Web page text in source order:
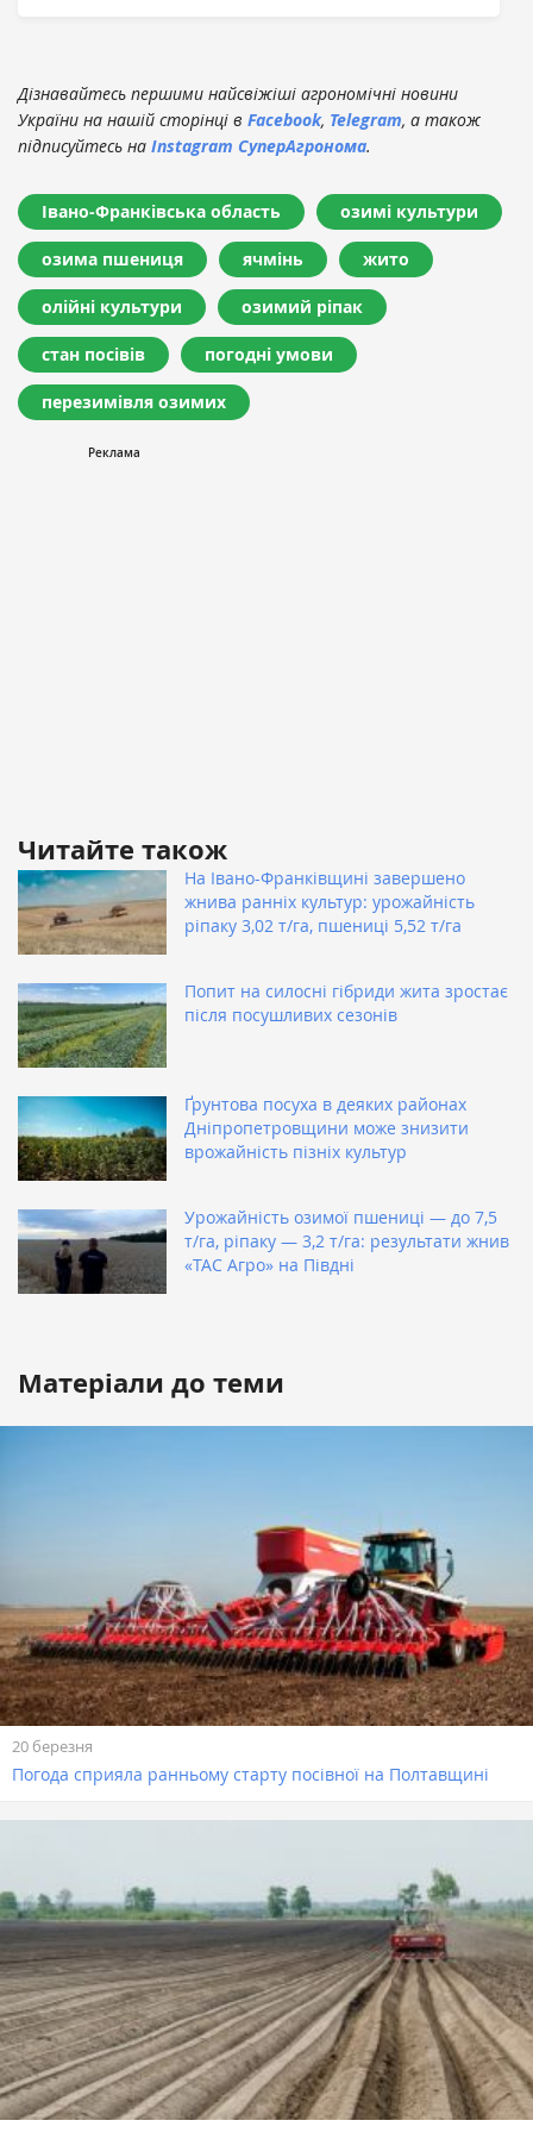
Дізнавайтесь першими найсвіжіші агрономічні новини
України на нашій сторінці в Facebook, Telegram, а також
підписуйтесь на Instagram СуперАгронома.
Івано-Франківська область озимі культури
озима пшениця ячмінь жито
олійні культури озимий ріпак
стан посівів погодні умови
перезимівля озимих
Читайте також
На Івано-Франківщині завершено
жнива ранніх культур: урожайність
ріпаку 3,02 т/га, пшениці 5,52 т/га
Попит на силосні гібриди жита зростає
після посушливих сезонів
Ґрунтова посуха в деяких районах
Дніпропетровщини може знизити
врожайність пізніх культур
Урожайність озимої пшениці — до 7,5
т/га, ріпаку — 3,2 т/га: результати жнив
«ТАС Агро» на Півдні
Матеріали до теми
20 березня
Погода сприяла ранньому старту посівної на Полтавщині